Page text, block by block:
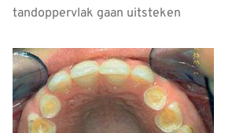
tandoppervlak gaan uitsteken